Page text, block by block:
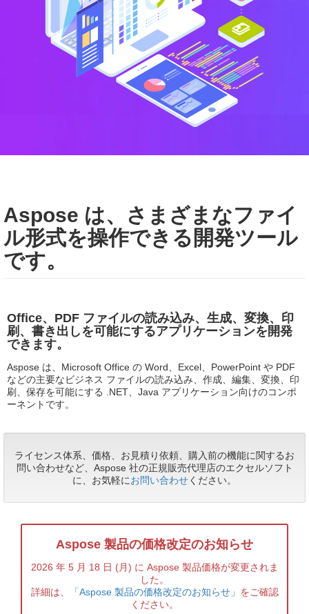
Aspose は、さまざまなファイ
ル形式を操作できる開発ツール
です。
Office、PDF ファイルの読み込み、生成、変換、印
刷、書き出しを可能にするアプリケーションを開発
できます。
Aspose は、Microsoft Office の Word、Excel、PowerPoint や PDF
などの主要なビジネス ファイルの読み込み、作成、編集、変換、印
刷、保存を可能にする .NET、Java アプリケーション向けのコンポ
ーネントです。
ライセンス体系、価格、お見積り依頼、購入前の機能に関するお
問い合わせなど、Aspose 社の正規販売代理店のエクセルソフト
に、お気軽にお問い合わせください。
Aspose 製品の価格改定のお知らせ
2026 年 5 月 18 日 (月) に Aspose 製品価格が変更されま
した。
詳細は、
「Aspose 製品の価格改定のお知らせ」 をご確認
ください。